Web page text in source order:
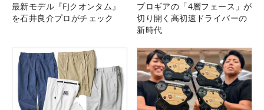
最新モデル『FJクオンタム』
を石井良介プロがチェック
プロギアの「4層フェース」が
切り開く高初速ドライバーの
新時代